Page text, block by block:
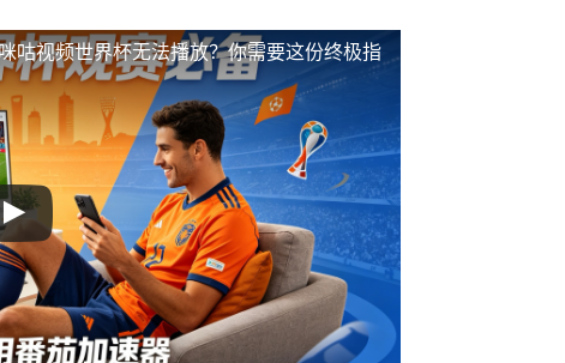
咕视频世界杯无法播放？你需要这份终极指